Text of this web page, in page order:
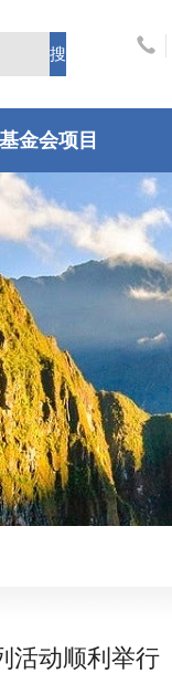
基金会项目
活动顺利举行